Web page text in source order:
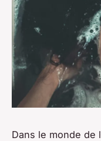
Dans le monde de